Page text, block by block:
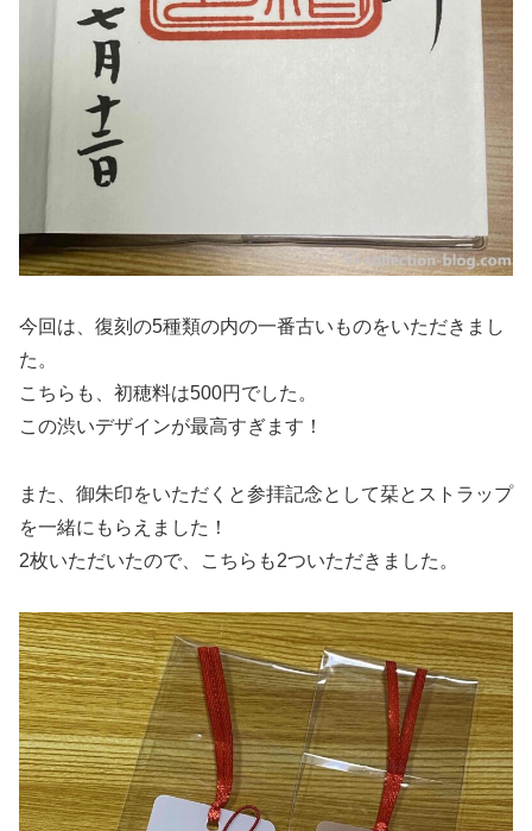
今回は、復刻の5種類の内の一番古いものをいただきまし
た。
こちらも、初穂料は500円でした。
この渋いデザインが最高すぎます！
また、御朱印をいただくと参拝記念として栞とストラップ
を一緒にもらえました！
2枚いただいたので、こちらも2ついただきました。